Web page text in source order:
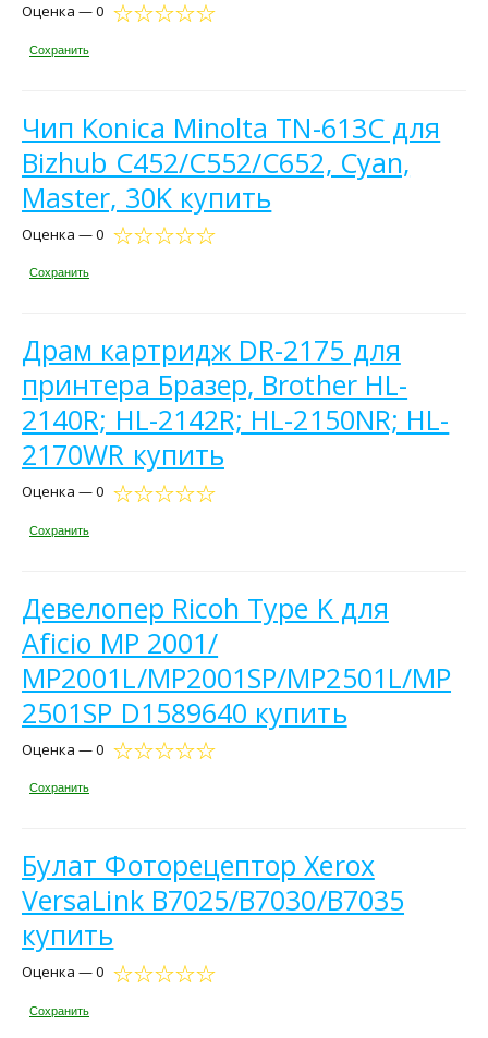
Оценка — 0
Сохранить
Чип Konica Minolta TN-613C для
Bizhub C452/C552/C652, Cyan,
Master, 30K купить
Оценка — 0
Сохранить
Драм картридж DR-2175 для
принтера Бразер, Brother HL-
2140R; HL-2142R; HL-2150NR; HL-
2170WR купить
Оценка — 0
Сохранить
Девелопер Ricoh Type K для
Aficio MP 2001/
MP2001L/MP2001SP/MP2501L/MP
2501SP D1589640 купить
Оценка — 0
Сохранить
Булат Фоторецептор Xerox
VersaLink B7025/B7030/B7035
купить
Оценка — 0
Сохранить